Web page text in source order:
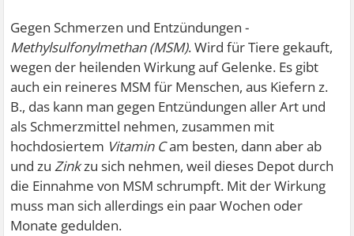
Dir ein schönes Osterwochende.
Angemerkt - bei uns muss man nicht mal raus bei dem
Wetter, klasse!
Gruß
Gegen Schmerzen und Entzündungen -
Methylsulfonylmethan (MSM). Wird für Tiere gekauft,
wegen der heilenden Wirkung auf Gelenke. Es gibt
auch ein reineres MSM für Menschen, aus Kiefern z.
B., das kann man gegen Entzündungen aller Art und
als Schmerzmittel nehmen, zusammen mit
hochdosiertem Vitamin Cam besten, dann aber ab
und zuZinkzu sich nehmen, weil dieses Depot durch
die Einnahme von MSM schrumpft. Mit der Wirkung
muss man sich allerdings ein paar Wochen oder
Monate gedulden.